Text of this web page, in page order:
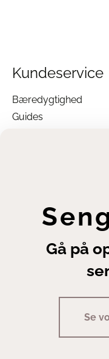
Gå på
Se
Kundeservice
Bæredygtighed
Guides
Fortrydelsesret
Cookie- og
Copyright |